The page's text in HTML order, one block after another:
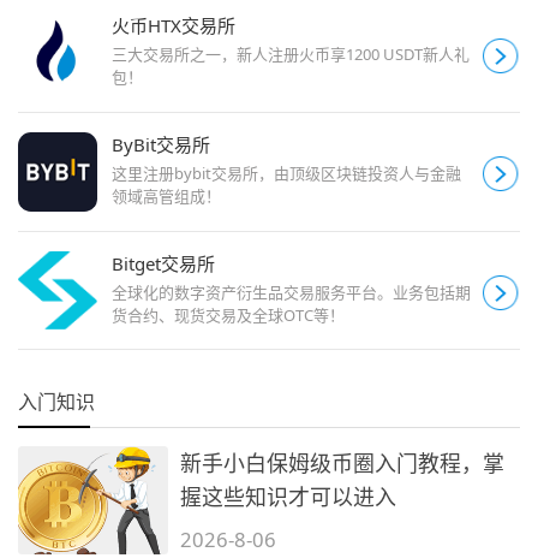
火币HTX交易所
三大交易所之一，新人注册火币享1200 USDT新人礼
包！
ByBit交易所
这里注册bybit交易所，由顶级区块链投资人与金融
领域高管组成！
Bitget交易所
全球化的数字资产衍生品交易服务平台。业务包括期
货合约、现货交易及全球OTC等！
入门知识
新手小白保姆级币圈入门教程，掌
握这些知识才可以进入
2026-8-06